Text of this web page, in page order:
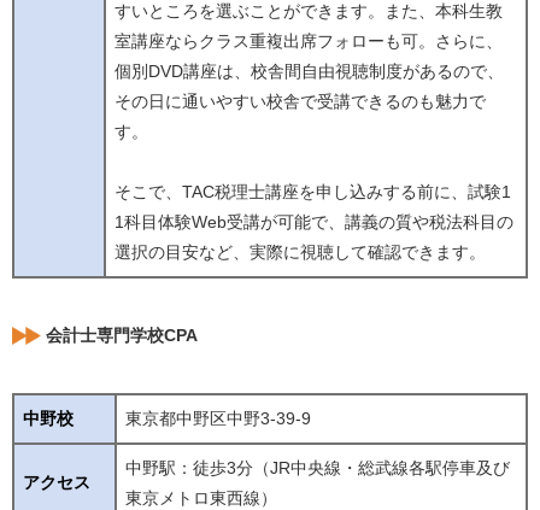
すいところを選ぶことができます。また、本科生教
室講座ならクラス重複出席フォローも可。さらに、
個別DVD講座は、校舎間自由視聴制度があるので、
その日に通いやすい校舎で受講できるのも魅力で
す。
そこで、TAC税理士講座を申し込みする前に、試験1
1科目体験Web受講が可能で、講義の質や税法科目の
選択の目安など、実際に視聴して確認できます。
会計士専門学校CPA
中野校 東京都中野区中野3-39-9
アクセス
中野駅：徒歩3分（JR中央線・総武線各駅停車及び
東京メトロ東西線）